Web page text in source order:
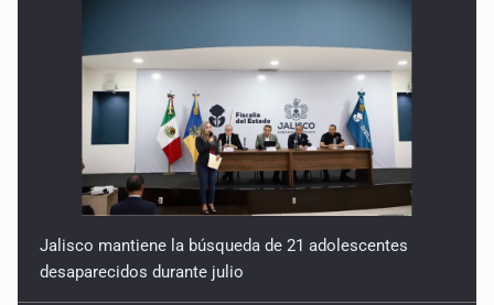
Jalisco mantiene la búsqueda de 21 adolescentes
desaparecidos durante julio